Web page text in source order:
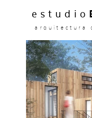
estudio
arquitectura